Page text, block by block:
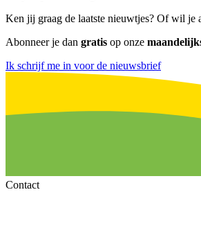
Ken jij graag de laatste nieuwtjes? Of wil je
Abonneer je dan gratis op onze
Ik schrijf me in voor de nieuwsbrief
Contact